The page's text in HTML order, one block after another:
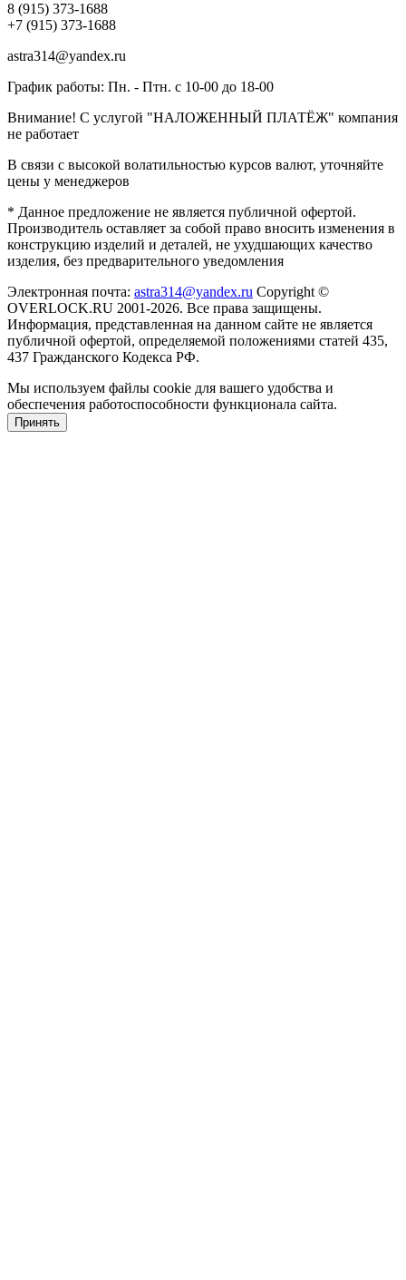
8 (915) 373-1688
+7 (915) 373-1688
astra314@yandex.ru
График работы: Пн. - Птн. с 10-00 до 18-00
Внимание! С услугой "НАЛОЖЕННЫЙ ПЛАТЁЖ" компания
не работает
В связи с высокой волатильностью курсов валют, уточняйте
цены у менеджеров
* Данное предложение не является публичной офертой.
Производитель оставляет за собой право вносить изменения в
конструкцию изделий и деталей, не ухудшающих качество
изделия, без предварительного уведомления
Электронная почта: astra314@yandex.ru Copyright ©
OVERLOCK.RU 2001-2026. Все права защищены.
Информация, представленная на данном сайте не является
публичной офертой, определяемой положениями статей 435,
437 Гражданского Кодекса РФ.
Мы используем файлы cookie для вашего удобства и
обеспечения работоспособности функционала сайта.
Принять